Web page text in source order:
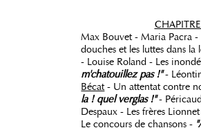
Max Bouvet - Maria Pacra -
douches et les luttes dans
- Louise Roland - Les
m'chatouillez pas !"-
Bécat- Un attentat contre
la ! quel verglas !"-
Despaux - Les frères
Le concours de chansons -